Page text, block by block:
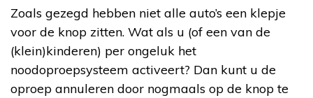
Zoals gezegd hebben niet alle auto’s een klepje
voor de knop zitten. Wat als u (of een van de
(klein)kinderen) per ongeluk het
noodoproepsysteem activeert? Dan kunt u de
oproep annuleren door nogmaals op de knop te